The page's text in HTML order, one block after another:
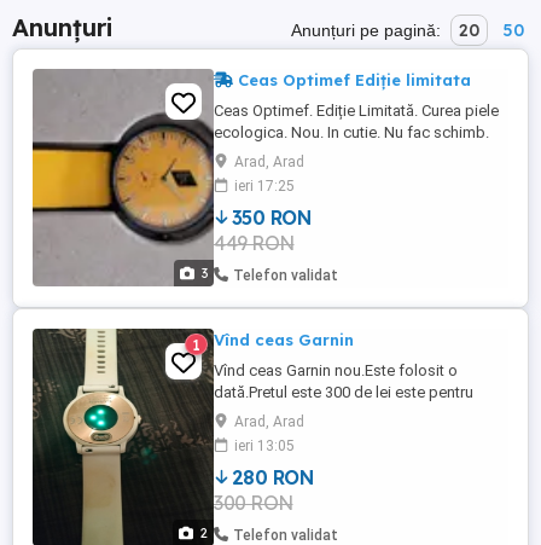
Anunțuri Anunțuri pe pagină: 20 50
3
Ceas Optimef Ediție limitata
Ceas Optimef. Ediție Limitată. Curea piele
ecologica. Nou. In cutie. Nu fac schimb.
Arad, Arad
ieri 17:25
350 RON
449 RON
Telefon validat
2
1 Vînd ceas Garnin
Vînd ceas Garnin nou.Este folosit o
dată.Pretul este 300 de lei este pentru
sport, inimă,SMS,imagini
diferite,telefonic,puls,etc.. Îți arată tot pe
ceas dacă nu funcționează corpul cum
trebuie .
Arad, Arad
ieri 13:05
280 RON
300 RON
Telefon validat